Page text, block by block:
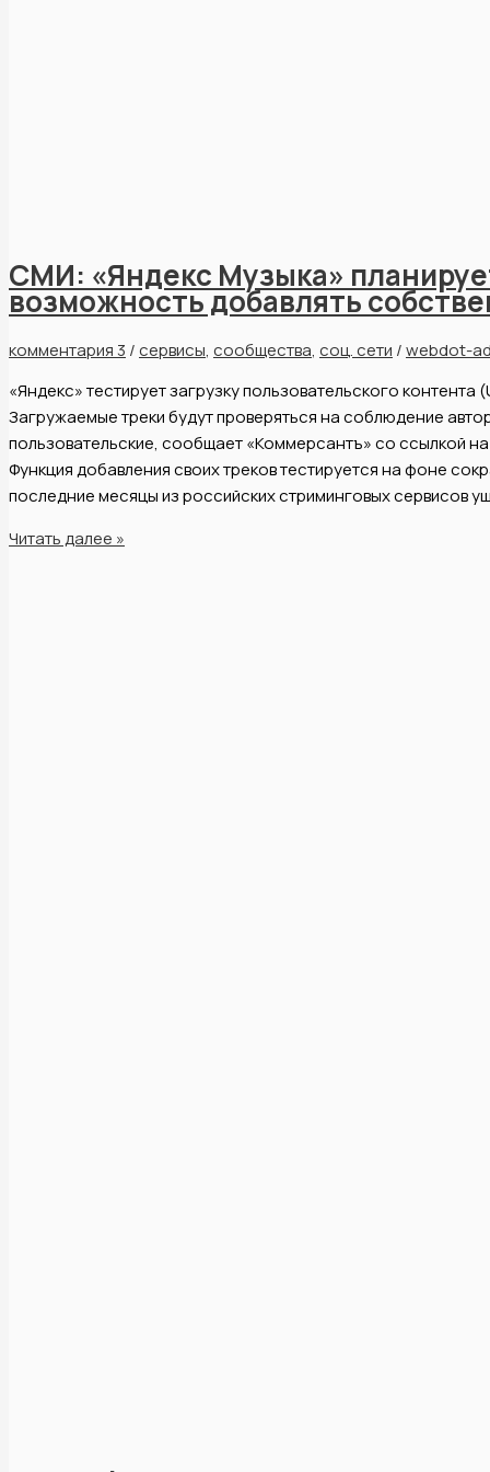
СМИ: «Яндекс Музыка»
возможность добавлять
комментария 3 /сервисы, сообщества, соц. сети /webdot-
«Яндекс» тестирует загрузку пользовательского
Загружаемые треки будут проверяться на соблюдение
пользовательские, сообщает «Коммерсантъ» со ссылкой
Функция добавления своих треков тестируется на фоне
последние месяцы из российских стриминговых сервисов
Читать далее »